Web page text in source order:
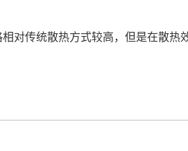
对传统散热方式较高，但是在散热